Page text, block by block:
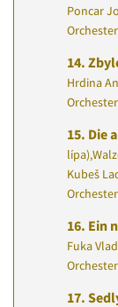
Poncar
14.
Hrdina
15. Die
lípa),
Kubeš
16. Ein
Fuka
17.